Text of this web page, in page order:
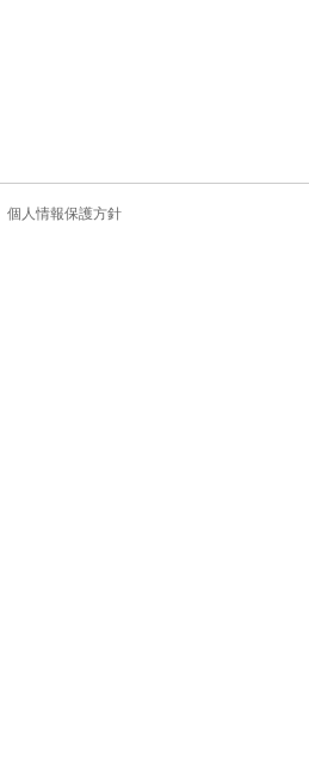
個人情報保護方針